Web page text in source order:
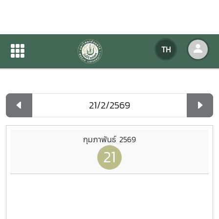
TH
ปฏิทินกิจกรรมของหน่วยงาน
ปฏิทินกิจกรรมของหน่วยงาน
กุมภาพันธ์ 2569
21